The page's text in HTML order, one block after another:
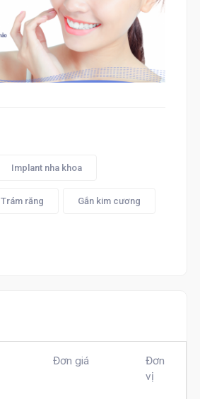
Implant nha khoa
Trám răng Gắn kim cương
Đơn giá
Đơn
vị